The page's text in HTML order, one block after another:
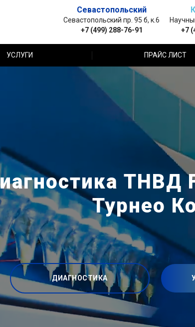
Севастопольский
Севастопольский пр. 95 б, к.6
+7 (499) 288-76-91
+7
УСЛУГИ ПРАЙС ЛИСТ
ТНВД
Турнео
ДИАГНОСТИКА